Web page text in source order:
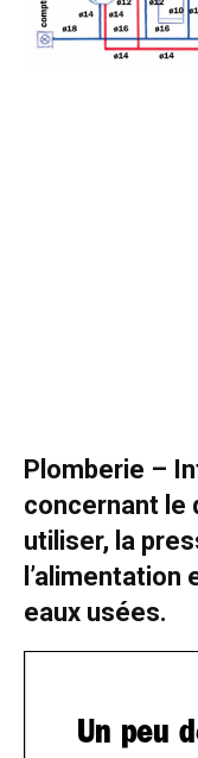
Plomberie –
concernant le
utiliser, la
l’alimentation
eaux usées.